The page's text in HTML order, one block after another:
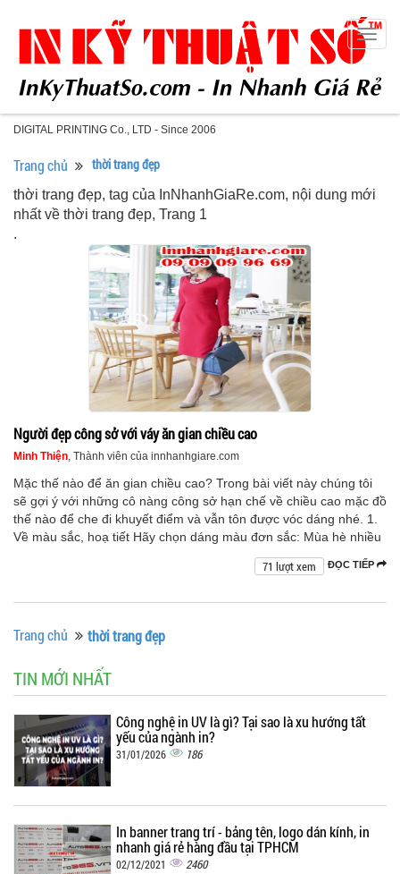
DIGITAL PRINTING Co., LTD - Since 2006
Trang chủ thời trang đẹp
thời trang đẹp, tag của InNhanhGiaRe.com, nội dung mới
nhất về thời trang đẹp, Trang 1
.
Người đẹp công sở với váy ăn gian chiều cao
Minh Thiện, Thành viên của innhanhgiare.com
Mặc thế nào để ăn gian chiều cao? Trong bài viết này chúng tôi
sẽ gợi ý với những cô nàng công sở hạn chế về chiều cao mặc đồ
thế nào để che đi khuyết điểm và vẫn tôn được vóc dáng nhé. 1.
Về màu sắc, hoạ tiết Hãy chọn dáng màu đơn sắc: Mùa hè nhiều
ĐỌC TIẾP
71 lượt xem
Trang chủ thời trang đẹp
TIN MỚI NHẤT
Công nghệ in UV là gì? Tại sao là xu hướng tất
yếu của ngành in?
31/01/2026 186
In banner trang trí - bảng tên, logo dán kính, in
nhanh giá rẻ hàng đầu tại TPHCM
02/12/2021 2460